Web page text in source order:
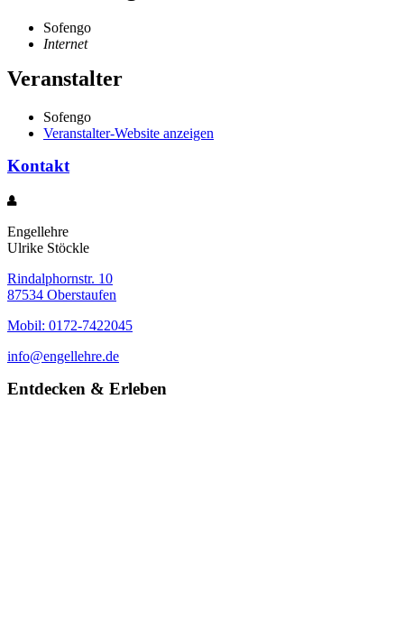
Sofengo
Internet
Veranstalter
Sofengo
Veranstalter-Website anzeigen
Kontakt
Engellehre
Ulrike Stöckle
Rindalphornstr. 10
87534 Oberstaufen
Mobil: 0172-7422045
info@engellehre.de
Entdecken & Erleben